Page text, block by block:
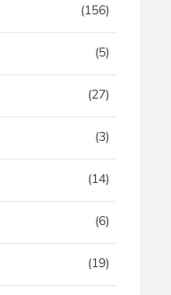
(156)
(5)
(27)
(3)
(14)
(6)
(19)